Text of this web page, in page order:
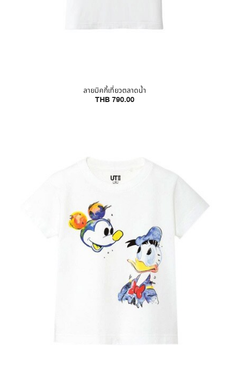
ลายมิคกี้เที่ยวตลาดน้ำ
THB 790.00